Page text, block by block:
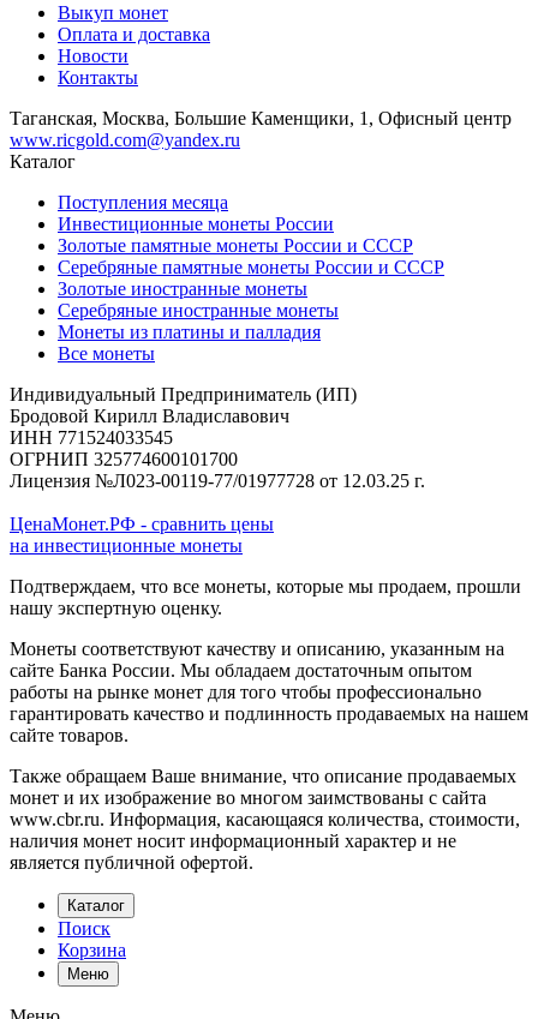
Выкуп монет
Оплата и доставка
Новости
Контакты
Таганская, Москва, Большие Каменщики, 1, Офисный центр
www.ricgold.com@yandex.ru
Каталог
Поступления месяца
Инвестиционные монеты России
Золотые памятные монеты России и СССР
Серебряные памятные монеты России и СССР
Золотые иностранные монеты
Серебряные иностранные монеты
Монеты из платины и палладия
Все монеты
Индивидуальный Предприниматель (ИП)
Бродовой Кирилл Владиславович
ИНН 771524033545
ОГРНИП 325774600101700
Лицензия №Л023-00119-77/01977728 от 12.03.25 г.
ЦенаМонет.РФ - сравнить цены
на инвестиционные монеты
Подтверждаем, что все монеты, которые мы продаем, прошли
нашу экспертную оценку.
Монеты соответствуют качеству и описанию, указанным на
сайте Банка России. Мы обладаем достаточным опытом
работы на рынке монет для того чтобы профессионально
гарантировать качество и подлинность продаваемых на нашем
сайте товаров.
Также обращаем Ваше внимание, что описание продаваемых
монет и их изображение во многом заимствованы с сайта
www.cbr.ru. Информация, касающаяся количества, стоимости,
наличия монет носит информационный характер и не
является публичной офертой.
Каталог
Поиск
Корзина
Меню